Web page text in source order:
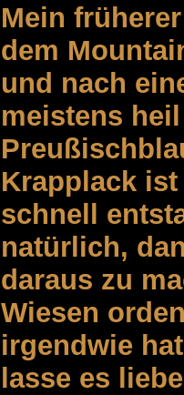
Mein
dem
und nach
meistens
Krapplack
schnell
natürlich,
daraus zu
Wiesen
irgendwie
lasse es